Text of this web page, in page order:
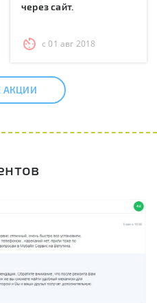
через сайт.
с 01 авг 2018
АКЦИИ